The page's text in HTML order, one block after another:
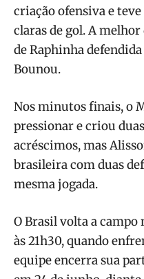
criação ofensiva e
claras de gol. A
de Raphinha
Bounou.
Nos minutos finais, o
pressionar e criou
acréscimos, mas
brasileira com duas
mesma jogada.
O Brasil volta a campo
às 21h30, quando
equipe encerra sua